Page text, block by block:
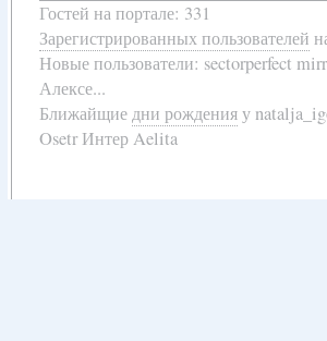
Гостей на портале: 331
Зарегистрированных пользователей
Новые пользователи: sectorperfect
Алексе...
Ближайщиедни рожденияу
Osetr Интер Aelita